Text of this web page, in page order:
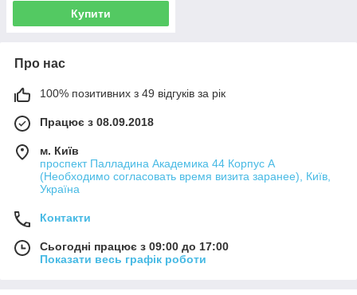
Купити
Про нас
100% позитивних з 49 відгуків за рік
Працює з 08.09.2018
м. Київ
проспект Палладина Академика 44 Корпус А
(Необходимо согласовать время визита заранее), Київ,
Україна
Контакти
Сьогодні працює з 09:00 до 17:00
Показати весь графік роботи